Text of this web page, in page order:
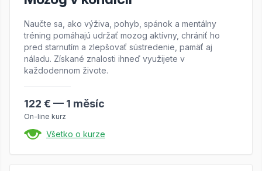
Naučte sa, ako výživa, pohyb, spánok a mentálny
tréning pomáhajú udržať mozog aktívny, chrániť ho
pred starnutím a zlepšovať sústredenie, pamäť aj
náladu. Získané znalosti ihneď využijete v
každodennom živote.
122 € — 1 měsíc
On-line kurz
Všetko o kurze